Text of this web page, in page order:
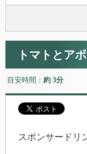
トマトとア
目安時間： 約 3分
スポンサードリ